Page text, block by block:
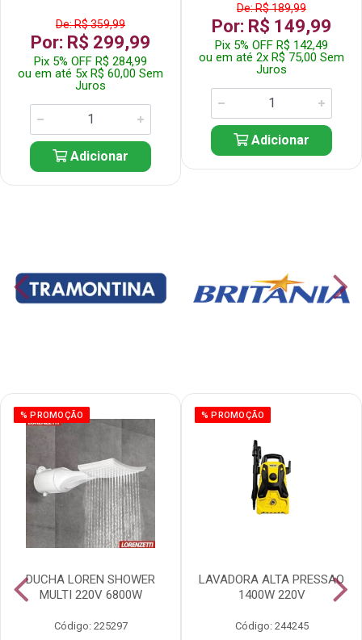
De: R$ 359,99
Por: R$ 299,99
Pix 5% OFF R$ 284,99
ou em até 5x R$ 60,00 Sem
Juros
Adicionar
De: R$ 189,99
Por: R$ 149,99
Pix 5% OFF R$ 142,49
ou em até 2x R$ 75,00 Sem
Juros
Adicionar
% PROMOÇÃO
DUCHA LOREN SHOWER
MULTI 220V 6800W
Código: 225297
% PROMOÇÃO
LAVADORA ALTA PRESSAO
1400W 220V
Código: 244245